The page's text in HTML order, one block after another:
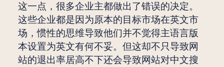
这一点，很多企业主都做出了错误的决定。
这些企业都是因为原本的目标市场在英文市
场，惯性的思维导致他们并不觉得主语言版
本设置为英文有何不妥。但这却不只导致网
站的退出率居高不下还会导致网站对中文搜